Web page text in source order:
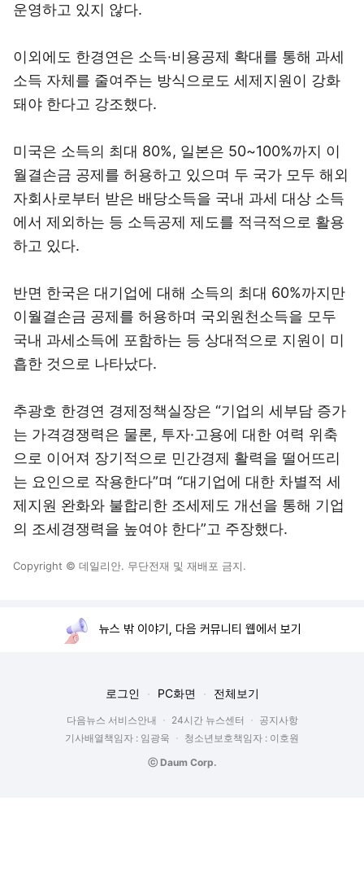
운영하고 있지 않다.
이외에도 한경연은 소득·비용공제 확대를 통해 과세
소득 자체를 줄여주는 방식으로도 세제지원이 강화
돼야 한다고 강조했다.
미국은 소득의 최대 80%, 일본은 50~100%까지 이
월결손금 공제를 허용하고 있으며 두 국가 모두 해외
자회사로부터 받은 배당소득을 국내 과세 대상 소득
에서 제외하는 등 소득공제 제도를 적극적으로 활용
하고 있다.
반면 한국은 대기업에 대해 소득의 최대 60%까지만
이월결손금 공제를 허용하며 국외원천소득을 모두
국내 과세소득에 포함하는 등 상대적으로 지원이 미
흡한 것으로 나타났다.
추광호 한경연 경제정책실장은 “기업의 세부담 증가
는 가격경쟁력은 물론, 투자·고용에 대한 여력 위축
으로 이어져 장기적으로 민간경제 활력을 떨어뜨리
는 요인으로 작용한다”며 “대기업에 대한 차별적 세
제지원 완화와 불합리한 조세제도 개선을 통해 기업
의 조세경쟁력을 높여야 한다”고 주장했다.
Copyright © 데일리안. 무단전재 및 재배포 금지.
뉴스 밖 이야기, 다음 커뮤니티 웹에서 보기
로그인 PC화면 전체보기
다음뉴스 서비스안내 24시간 뉴스센터
공지사항
기사배열책임자 : 임광욱
청소년보호책임자 : 이호원
ⓒ Daum Corp.